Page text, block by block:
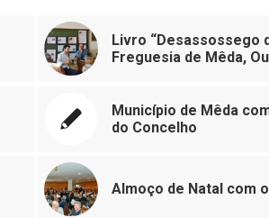
Livro “Desassossego
Freguesia de Mêda,
Município de Mêda
do Concelho
Almoço de Natal com